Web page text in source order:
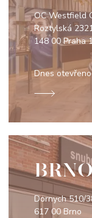
OC Westfield
Roztylská
148 00 Praha
Dnes
Dornych 510/
617 00 Brno